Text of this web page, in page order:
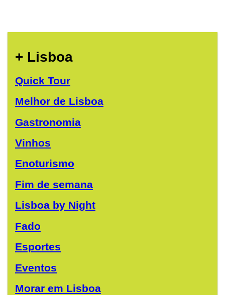
+ Lisboa
Quick Tour
Melhor de Lisboa
Gastronomia
Vinhos
Enoturismo
Fim de semana
Lisboa by Night
Fado
Esportes
Eventos
Morar em Lisboa